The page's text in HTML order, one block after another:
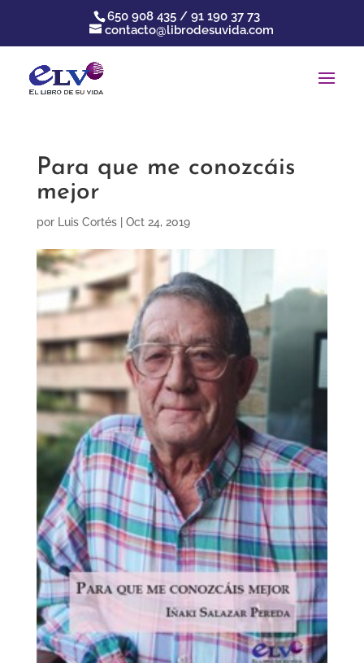
650 908 435 / 91 190 37 73
contacto@librodesuvida.com
Para que me conozcáis
mejor
por Luis Cortés| Oct 24, 2019